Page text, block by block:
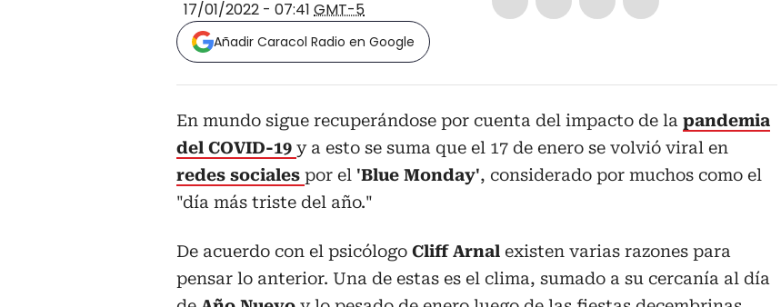
17/01/2022 - 07:41 GMT-5
Añadir Caracol Radio en Google
En mundo sigue recuperándose por cuenta del impacto de la pandemia
del COVID-19 y a esto se suma que el 17 de enero se volvió viral en
redes sociales por el 'Blue Monday', considerado por muchos como el
"día más triste del año."
De acuerdo con el psicólogo Cliff Arnal existen varias razones para
pensar lo anterior. Una de estas es el clima, sumado a su cercanía al día